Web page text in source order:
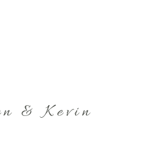
& Kevin